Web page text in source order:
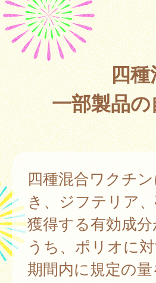
四
一部製品
四種混合ワクチ
き、ジフテリア
獲得する有効成
うち、ポリオに
期間内に規定の